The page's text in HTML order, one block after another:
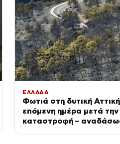
ΕΛΛΑΔΑ
Φωτιά στη δυτική
επόμενη ημέρα μετά την
καταστροφή –